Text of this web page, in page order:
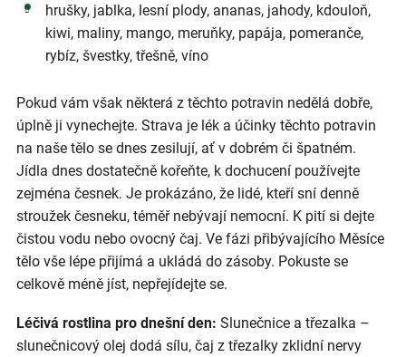
hrušky, jablka, lesní plody, ananas, jahody, kdouloň,
kiwi, maliny, mango, meruňky, papája, pomeranče,
rybíz, švestky, třešně, víno
Pokud vám však některá z těchto potravin nedělá dobře,
úplně ji vynechejte. Strava je lék a účinky těchto potravin
na naše tělo se dnes zesilují, ať v dobrém či špatném.
Jídla dnes dostatečně kořeňte, k dochucení používejte
zejména česnek. Je prokázáno, že lidé, kteří sní denně
stroužek česneku, téměř nebývají nemocní. K pití si dejte
čistou vodu nebo ovocný čaj. Ve fázi přibývajícího Měsíce
tělo vše lépe přijímá a ukládá do zásoby. Pokuste se
celkově méně jíst, nepřejídejte se.
Léčivá rostlina pro dnešní den: Slunečnice a třezalka –
slunečnicový olej dodá sílu, čaj z třezalky zklidní nervy